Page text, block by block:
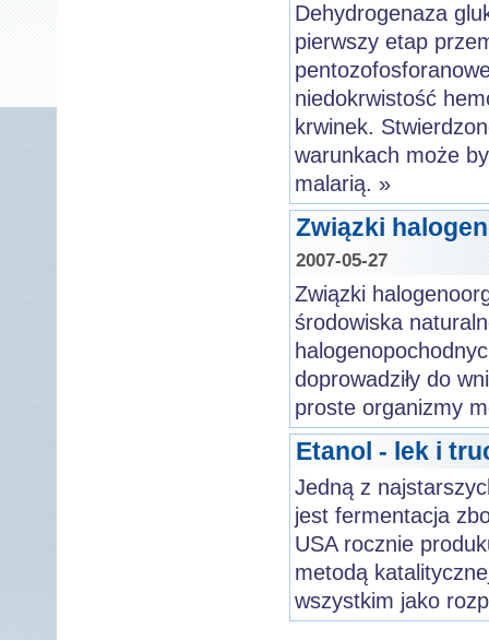
Dehydrogenaza
pierwszy etap
niedokrwistość
krwinek.
warunkach może
malarią. »
Związki
2007-05-27
Związki
środowiska
doprowadziły do
proste organizmy
Etanol - lek i
Jedną z
jest fermentacja
USA rocznie
metodą
wszystkim jako